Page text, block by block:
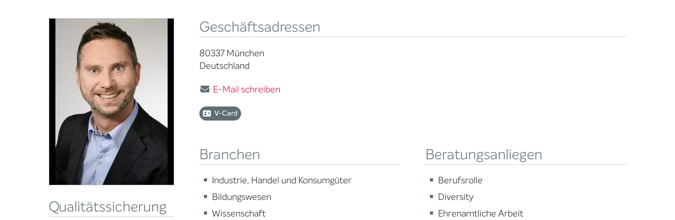
Qualitätssicherung
Geschäftsadressen
80337 München
Deutschland
E-Mail schreiben
V-Card
Branchen
Industrie, Handel und Konsumgüter
Bildungswesen
Wissenschaft
Beratungsanliegen
Berufsrolle
Diversity
Ehrenamtliche Arbeit